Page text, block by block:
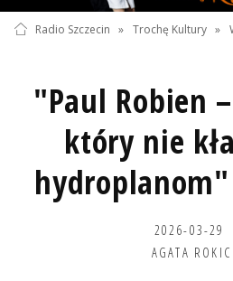
Radio Szczecin » Trochę Kultury »
"Paul Robien
który nie
hydroplanom"
2026-03-29
AGATA